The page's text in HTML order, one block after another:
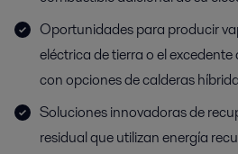
Oportunidades para producir
eléctrica de tierra o el
con opciones de calderas
Soluciones innovadoras de
residual que utilizan energía